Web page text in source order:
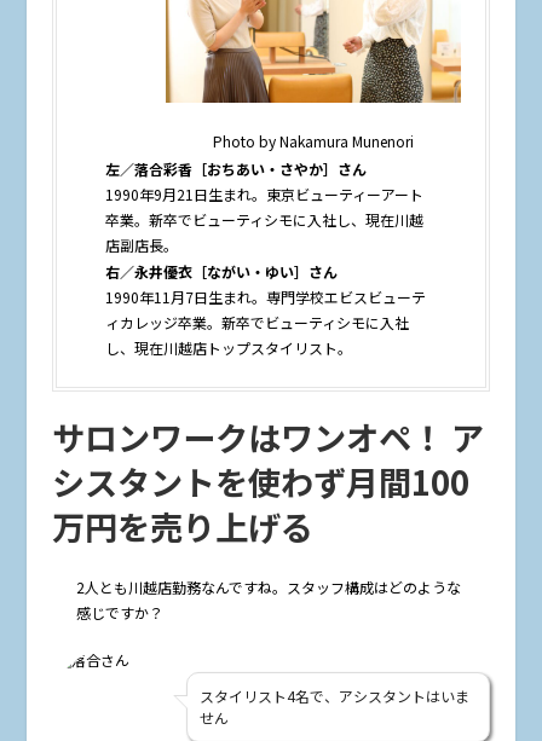
Photo by Nakamura Munenori
左／落合彩香［おちあい・さやか］さん
1990年9月21日生まれ。東京ビューティーアート
卒業。新卒でビューティシモに入社し、現在川越
店副店長。
右／永井優衣［ながい・ゆい］さん
1990年11月7日生まれ。専門学校エビスビューテ
ィカレッジ卒業。新卒でビューティシモに入社
し、現在川越店トップスタイリスト。
サロンワークはワンオペ！ ア
シスタントを使わず月間100
万円を売り上げる
――2人とも川越店勤務なんですね。スタッフ構成はどのような
感じですか？
スタイリスト4名で、アシスタントはいま
せん